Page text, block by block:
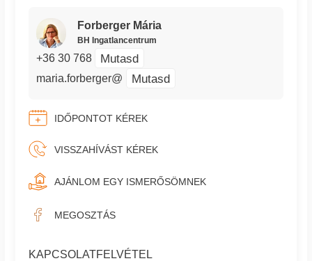
Forberger Mária
BH Ingatlancentrum
+36 30 768 Mutasd
maria.forberger@ Mutasd
IDŐPONTOT KÉREK
VISSZAHÍVÁST KÉREK
AJÁNLOM EGY ISMERŐSÖMNEK
MEGOSZTÁS
KAPCSOLATFELVÉTEL